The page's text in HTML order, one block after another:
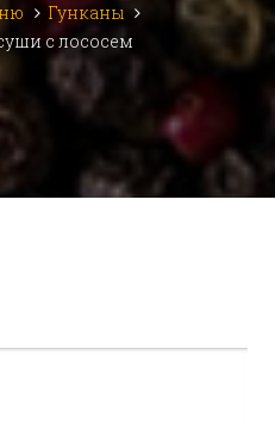
Гунканы
с лососем